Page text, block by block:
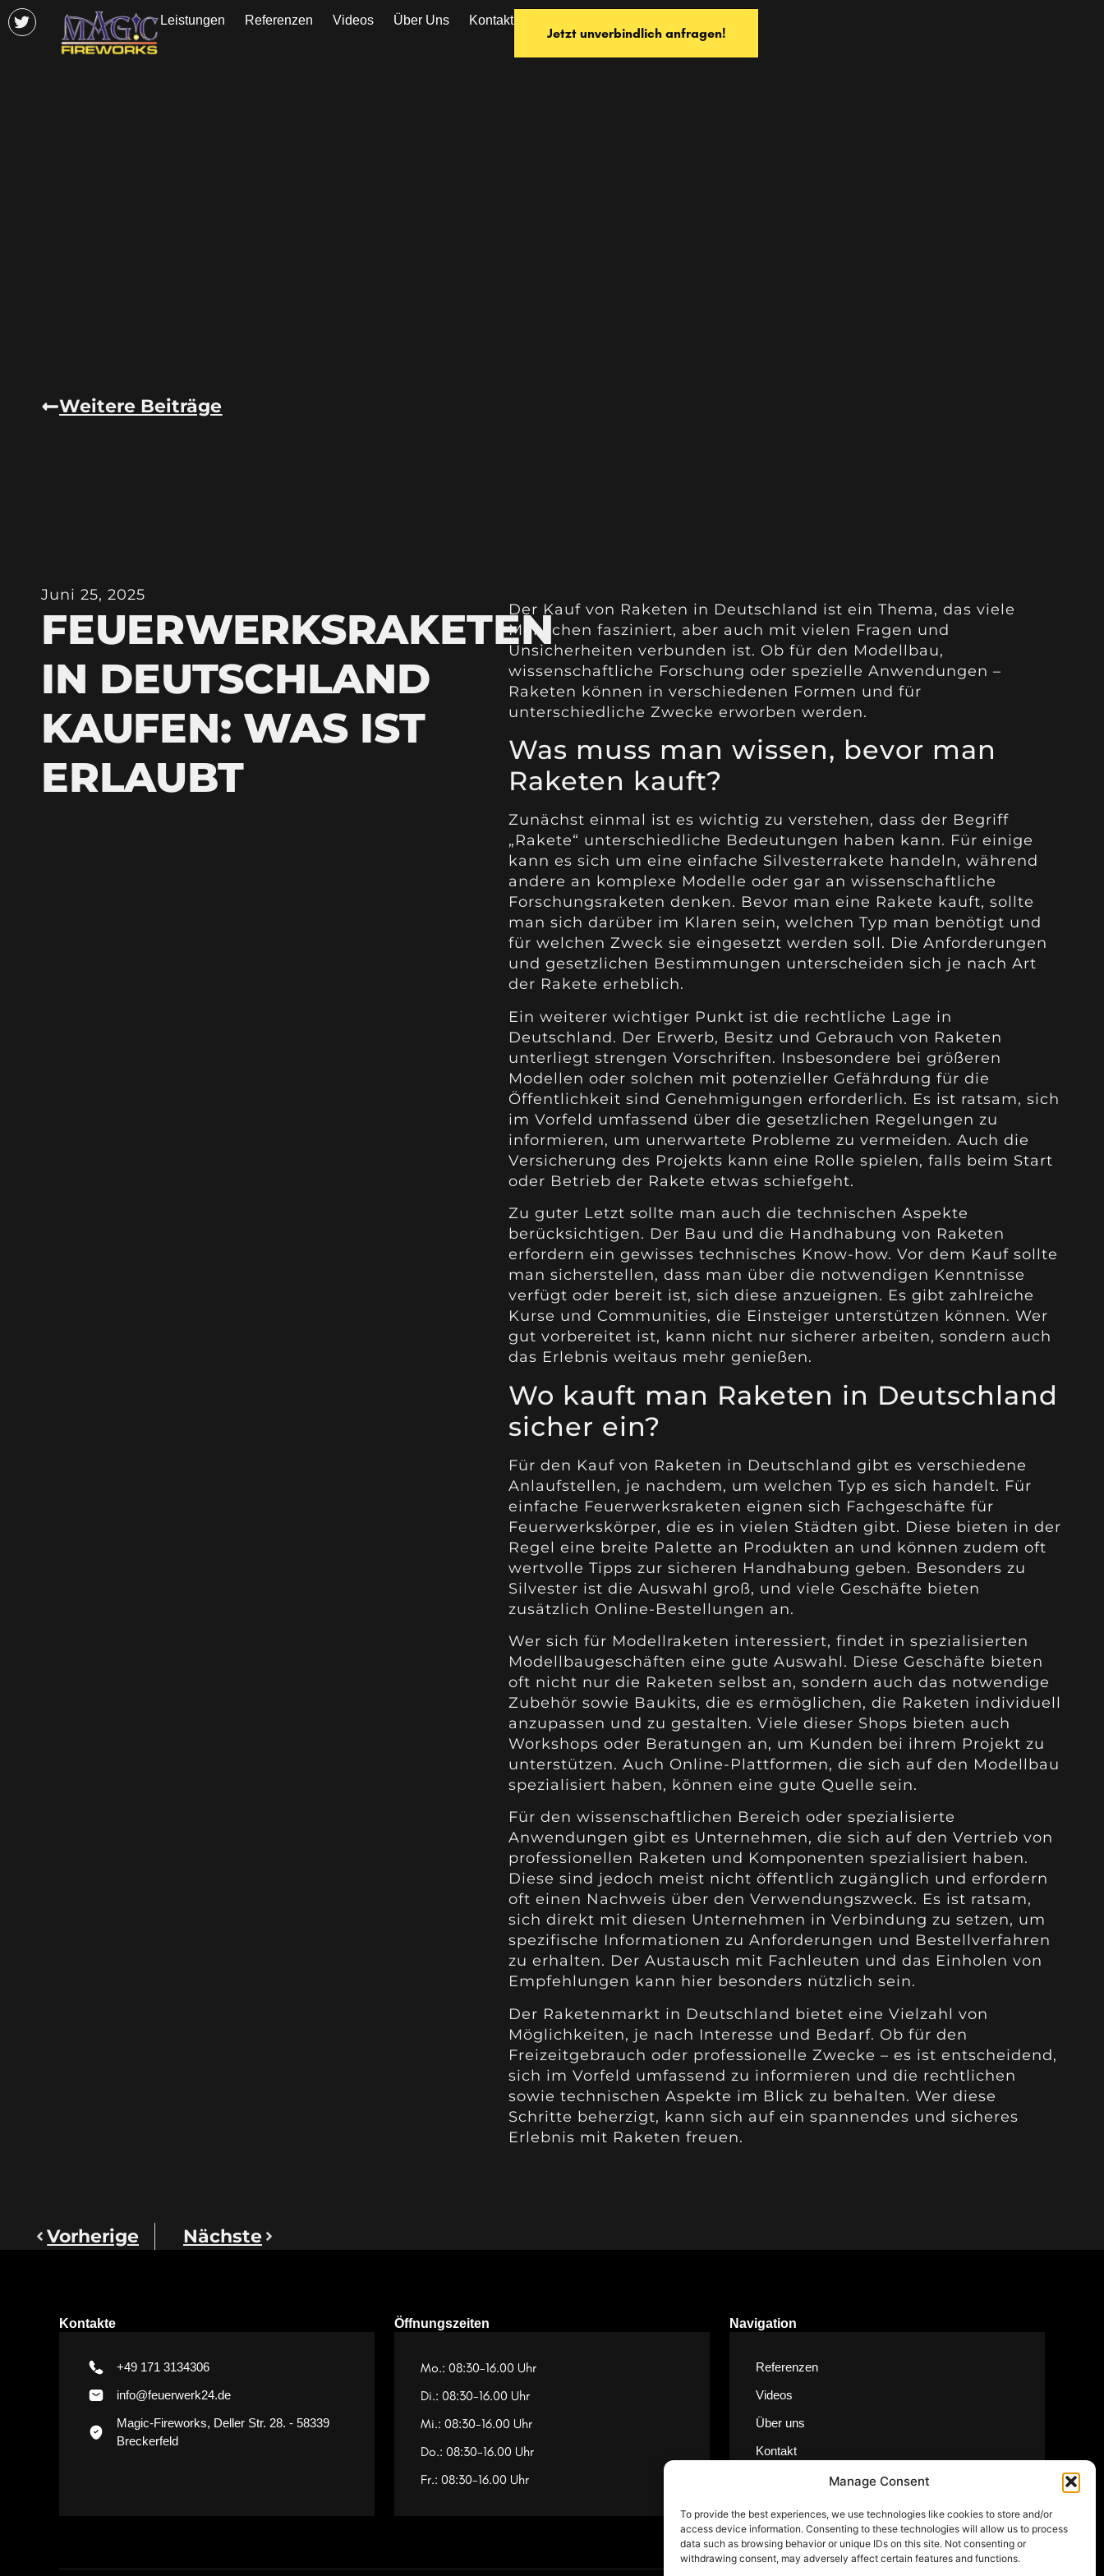
Manage Consent
To provide the best experiences, we use technologies like cookies to store and/or
access device information. Consenting to these technologies will allow us to process
data such as browsing behavior or unique IDs on this site. Not consenting or
withdrawing consent, may adversely affect certain features and functions.
Leistungen Referenzen Videos Über Uns Kontakt
Jetzt unverbindlich anfragen!
Weitere Beiträge
Juni 25, 2025
FEUERWERKSRAKETEN
IN DEUTSCHLAND
KAUFEN: WAS IST
ERLAUBT
Der Kauf von Raketen in Deutschland ist ein Thema, das viele
Menschen fasziniert, aber auch mit vielen Fragen und
Unsicherheiten verbunden ist. Ob für den Modellbau,
wissenschaftliche Forschung oder spezielle Anwendungen –
Raketen können in verschiedenen Formen und für
unterschiedliche Zwecke erworben werden.
Was muss man wissen, bevor man
Raketen kauft?
Zunächst einmal ist es wichtig zu verstehen, dass der Begriff
„Rakete“ unterschiedliche Bedeutungen haben kann. Für einige
kann es sich um eine einfache Silvesterrakete handeln, während
andere an komplexe Modelle oder gar an wissenschaftliche
Forschungsraketen denken. Bevor man eine Rakete kauft, sollte
man sich darüber im Klaren sein, welchen Typ man benötigt und
für welchen Zweck sie eingesetzt werden soll. Die Anforderungen
und gesetzlichen Bestimmungen unterscheiden sich je nach Art
der Rakete erheblich.
Ein weiterer wichtiger Punkt ist die rechtliche Lage in
Deutschland. Der Erwerb, Besitz und Gebrauch von Raketen
unterliegt strengen Vorschriften. Insbesondere bei größeren
Modellen oder solchen mit potenzieller Gefährdung für die
Öffentlichkeit sind Genehmigungen erforderlich. Es ist ratsam, sich
im Vorfeld umfassend über die gesetzlichen Regelungen zu
informieren, um unerwartete Probleme zu vermeiden. Auch die
Versicherung des Projekts kann eine Rolle spielen, falls beim Start
oder Betrieb der Rakete etwas schiefgeht.
Zu guter Letzt sollte man auch die technischen Aspekte
berücksichtigen. Der Bau und die Handhabung von Raketen
erfordern ein gewisses technisches Know-how. Vor dem Kauf sollte
man sicherstellen, dass man über die notwendigen Kenntnisse
verfügt oder bereit ist, sich diese anzueignen. Es gibt zahlreiche
Kurse und Communities, die Einsteiger unterstützen können. Wer
gut vorbereitet ist, kann nicht nur sicherer arbeiten, sondern auch
das Erlebnis weitaus mehr genießen.
Wo kauft man Raketen in Deutschland
sicher ein?
Für den Kauf von Raketen in Deutschland gibt es verschiedene
Anlaufstellen, je nachdem, um welchen Typ es sich handelt. Für
einfache Feuerwerksraketen eignen sich Fachgeschäfte für
Feuerwerkskörper, die es in vielen Städten gibt. Diese bieten in der
Regel eine breite Palette an Produkten an und können zudem oft
wertvolle Tipps zur sicheren Handhabung geben. Besonders zu
Silvester ist die Auswahl groß, und viele Geschäfte bieten
zusätzlich Online-Bestellungen an.
Wer sich für Modellraketen interessiert, findet in spezialisierten
Modellbaugeschäften eine gute Auswahl. Diese Geschäfte bieten
oft nicht nur die Raketen selbst an, sondern auch das notwendige
Zubehör sowie Baukits, die es ermöglichen, die Raketen individuell
anzupassen und zu gestalten. Viele dieser Shops bieten auch
Workshops oder Beratungen an, um Kunden bei ihrem Projekt zu
unterstützen. Auch Online-Plattformen, die sich auf den Modellbau
spezialisiert haben, können eine gute Quelle sein.
Für den wissenschaftlichen Bereich oder spezialisierte
Anwendungen gibt es Unternehmen, die sich auf den Vertrieb von
professionellen Raketen und Komponenten spezialisiert haben.
Diese sind jedoch meist nicht öffentlich zugänglich und erfordern
oft einen Nachweis über den Verwendungszweck. Es ist ratsam,
sich direkt mit diesen Unternehmen in Verbindung zu setzen, um
spezifische Informationen zu Anforderungen und Bestellverfahren
zu erhalten. Der Austausch mit Fachleuten und das Einholen von
Empfehlungen kann hier besonders nützlich sein.
Der Raketenmarkt in Deutschland bietet eine Vielzahl von
Möglichkeiten, je nach Interesse und Bedarf. Ob für den
Freizeitgebrauch oder professionelle Zwecke – es ist entscheidend,
sich im Vorfeld umfassend zu informieren und die rechtlichen
sowie technischen Aspekte im Blick zu behalten. Wer diese
Schritte beherzigt, kann sich auf ein spannendes und sicheres
Erlebnis mit Raketen freuen.
Vorherige Nächste
Kontakte
+49 171 3134306
info@feuerwerk24.de
Magic-Fireworks, Deller Str. 28. - 58339
Breckerfeld
Öffnungszeiten
Mo.: 08:30-16.00 Uhr
Di.: 08:30-16.00 Uhr
Mi.: 08:30-16.00 Uhr
Do.: 08:30-16.00 Uhr
Fr.: 08:30-16.00 Uhr
Navigation
Referenzen
Videos
Über uns
Kontakt